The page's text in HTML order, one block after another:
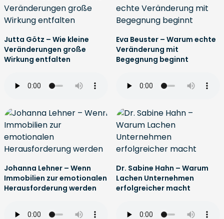
Jutta Götz – Wie kleine
Veränderungen große
Wirkung entfalten
Eva Beuster – Warum echte
Veränderung mit
Begegnung beginnt
Johanna Lehner – Wenn
Immobilien zur emotionalen
Herausforderung werden
Dr. Sabine Hahn – Warum
Lachen Unternehmen
erfolgreicher macht